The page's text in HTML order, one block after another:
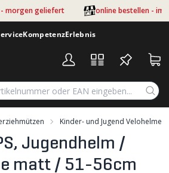
- morgen geliefert online bestellen - im
KompetenzErlebnis
Kinder- und Jugend Velohelme
Jugendhelm /
matt / 51-56cm